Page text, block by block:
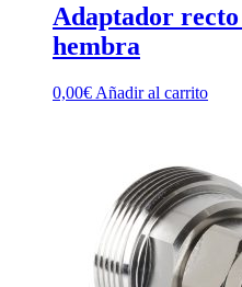
Adaptador
hembra
0,00€ Añadir al carrito